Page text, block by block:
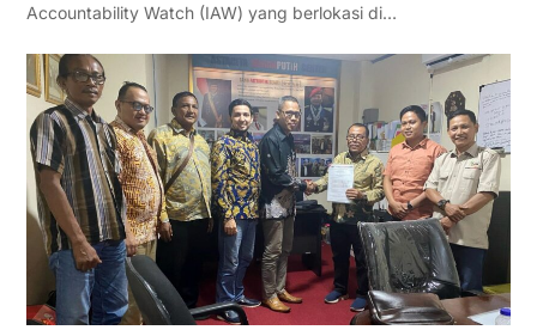
Accountability Watch (IAW) yang berlokasi di…